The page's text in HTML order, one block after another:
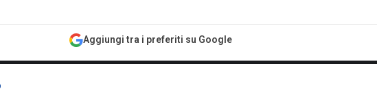
Aggiungi tra i preferiti su Google